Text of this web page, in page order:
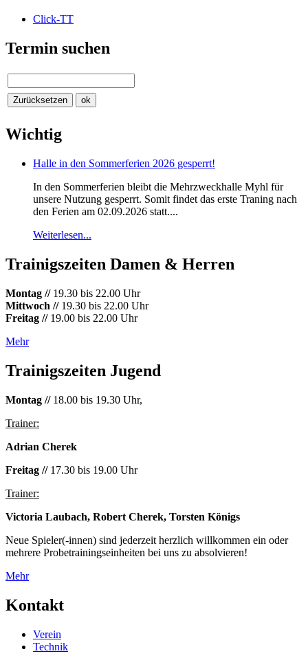
Click-TT
Termin suchen
Wichtig
Halle in den Sommerferien 2026 gesperrt!
In den Sommerferien bleibt die Mehrzweckhalle Myhl für
unsere Nutzung gesperrt. Somit findet das erste Traning nach
den Ferien am 02.09.2026 statt....
Weiterlesen...
Trainigszeiten Damen & Herren
Montag //19.30 bis 22.00 Uhr
Mittwoch //19.30 bis 22.00 Uhr
Freitag // 19.00 bis 22.00 Uhr
Mehr
Trainigszeiten Jugend
Montag //18.00 bis 19.30 Uhr,
Trainer:
Adrian Cherek
Freitag //17.30 bis 19.00 Uhr
Trainer:
Victoria Laubach, Robert Cherek, Torsten Königs
Neue Spieler(-innen) sind jederzeit herzlich willkommen ein oder
mehrere Probetrainingseinheiten bei uns zu absolvieren!
Mehr
Kontakt
Verein
Technik